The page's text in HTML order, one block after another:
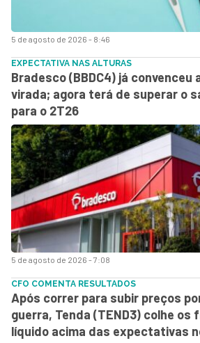
5 de agosto de 2026 - 8:46
5 de agosto de 2026 - 7:08
EXPECTATIVA NAS ALTURAS
Bradesco (BBDC4) já convenceu
virada; agora terá de superar o
para o 2T26
CFO COMENTA RESULTADOS
Após correr para subir preços
guerra, Tenda (TEND3) colhe
líquido acima das expectativas